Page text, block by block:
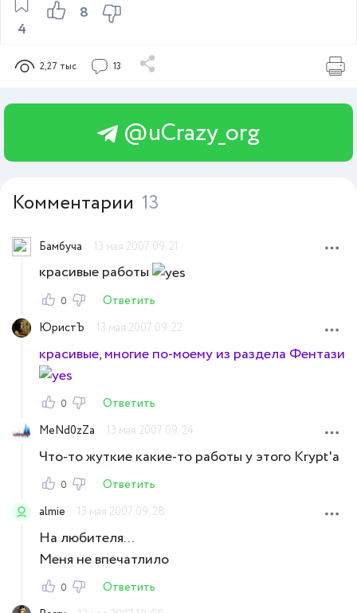
8
4
2,27 тыс 13
@uCrazy_org
Комментарии 13
Бамбуча 13 мая 2007 09:21
красивые работы
0
Ответить
ЮристЪ
13 мая 2007 09:22
красивые, многие по-моему из раздела Фентази
0
Ответить
MeNd0zZa
13 мая 2007 09:24
Что-то жуткие какие-то работы у этого Krypt'а
0
Ответить
almie
13 мая 2007 09:28
На любителя...
Меня не впечатлило
0
Ответить